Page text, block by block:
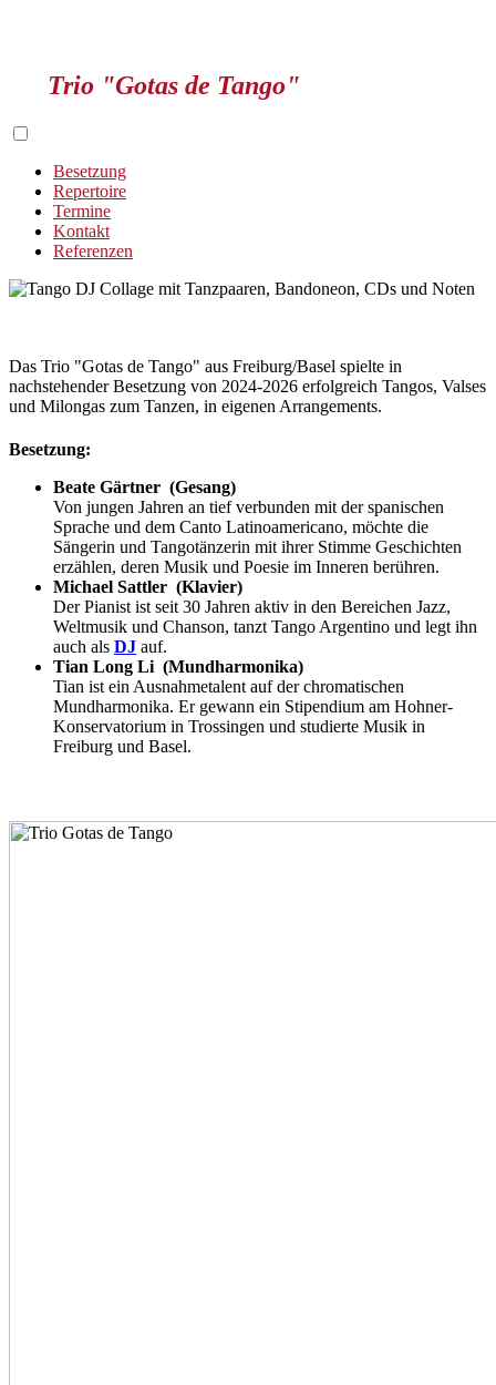
Trio "Gotas de Tango"
Besetzung
Repertoire
Termine
Kontakt
Referenzen
Das Trio "Gotas de Tango" aus Freiburg/Basel spielte in
nachstehender Besetzung von 2024-2026 erfolgreich Tangos, Valses
und Milongas zum Tanzen, in eigenen Arrangements.
Besetzung:
Beate Gärtner (Gesang)
Von jungen Jahren an tief verbunden mit der spanischen
Sprache und dem Canto Latinoamericano, möchte die
Sängerin und Tangotänzerin mit ihrer Stimme Geschichten
erzählen, deren Musik und Poesie im Inneren berühren.
Michael Sattler (Klavier)
Der Pianist ist seit 30 Jahren aktiv in den Bereichen Jazz,
Weltmusik und Chanson, tanzt Tango Argentino und legt ihn
auch als DJ auf.
Tian Long Li (Mundharmonika)
Tian ist ein Ausnahmetalent auf der chromatischen
Mundharmonika. Er gewann ein Stipendium am Hohner-
Konservatorium in Trossingen und studierte Musik in
Freiburg und Basel.